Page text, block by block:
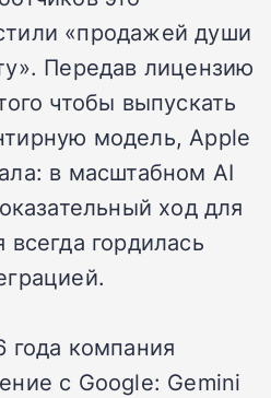
«продажей души
Передав лицензию
чтобы выпускать
модель, Apple
в масштабном AI
ход для
гордилась
года компания
с Google: Gemini